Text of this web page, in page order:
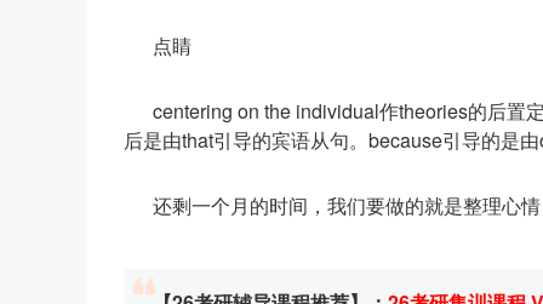
点睛
centering on the individual作theories的后置
后是由that引导的宾语从句。because引导的是
还剩一个月的时间，我们要做的就是整理心